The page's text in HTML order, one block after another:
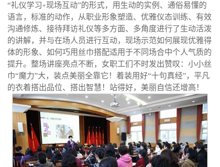
“礼仪学习+现场互动”的形式，用生动的实例、通俗易懂的
语言，标准的动作，从职业形象塑造、优雅仪态训练、有效
沟通修炼、接待拜访礼仪等多方面、多角度进行了生动活泼
的讲解，并与在场人员进行互动，现场示范如何展现优雅得
体的形象、如何巧用丝巾搭配适用于不同场合中个人气质的
提升。整场讲座亮点不断，女职工们不时发出赞叹：小小丝
巾“魔力”大，装点美丽全靠它！着装用好“十句真经”，平凡
的衣着搭出品位、搭出智慧！站得好，美丽自信还增高！